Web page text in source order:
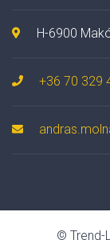
H-6900
+36 70 329
© Trend-